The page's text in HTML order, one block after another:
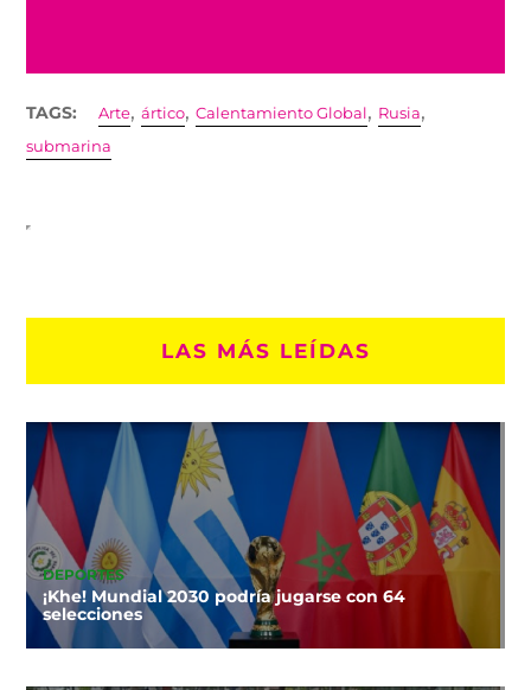
TAGS: Arte,ártico,Calentamiento Global , Rusia,
submarina
LAS MÁS LEÍDAS
DEPORTES
¡Khe! Mundial 2030 podría jugarse con 64
selecciones